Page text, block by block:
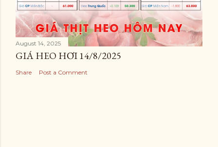
August 14, 2025
GIÁ HEO HƠI 14/8/2025
Share Post a Comment